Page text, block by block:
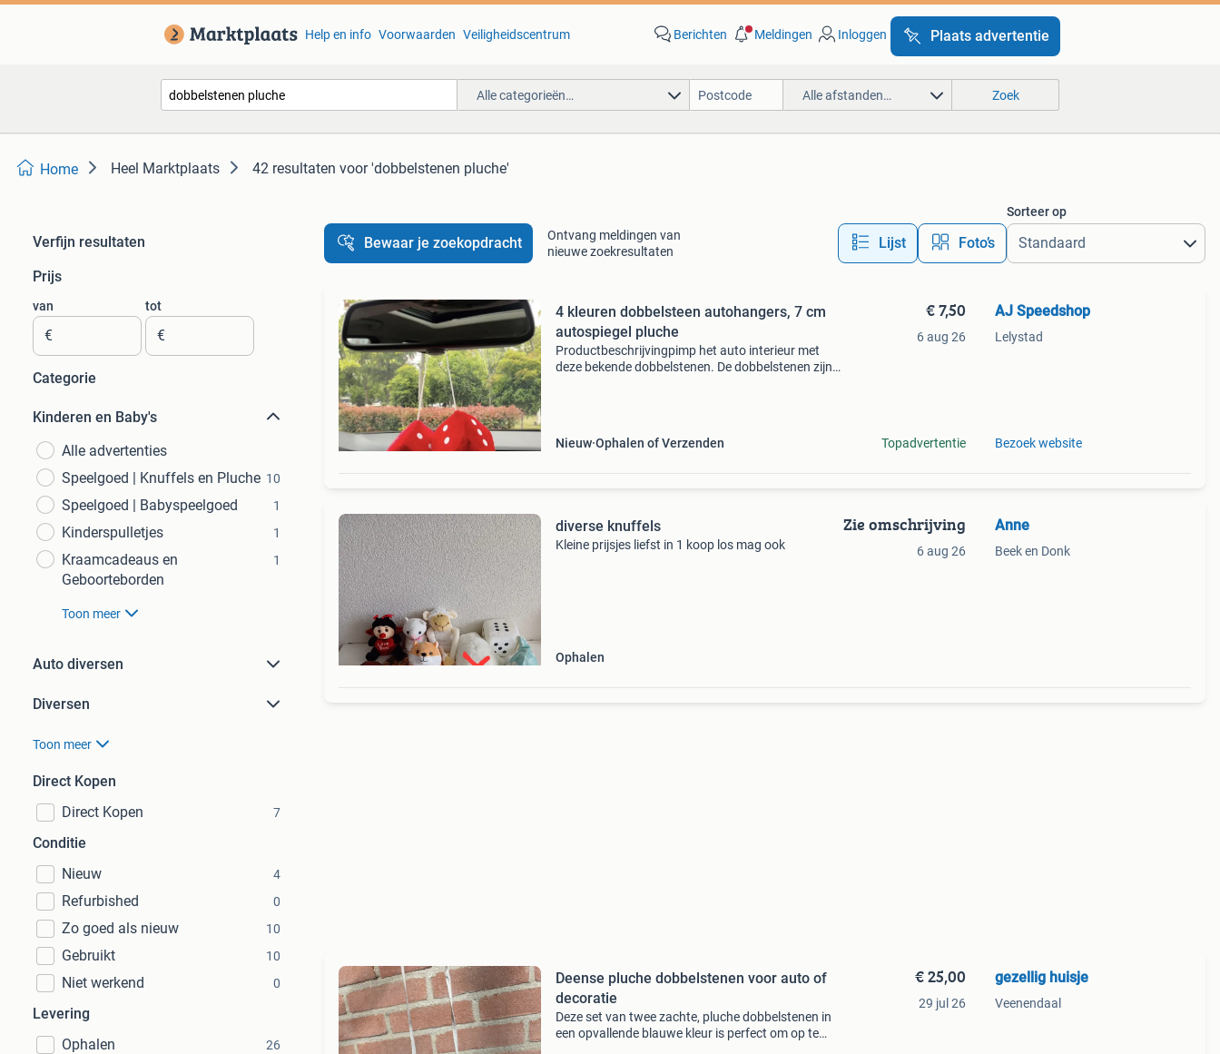
Help en info Voorwaarden Veiligheidscentrum Berichten Meldingen Inloggen Plaats advertentie
Alle categorieën… Alle afstanden… Zoek
Home Heel Marktplaats 42 resultaten voor 'dobbelstenen pluche'
Verfijn resultaten
Prijs
van
€
tot
€
Categorie
Kinderen en Baby's
Alle advertenties
Speelgoed | Knuffels en Pluche 10
Speelgoed | Babyspeelgoed 1
Kinderspulletjes 1
Kraamcadeaus en
Geboorteborden
1
Toon meer
Auto diversen
Diversen
Toon meer
Direct Kopen
Direct Kopen
7
Conditie
Nieuw
4
Refurbished 0
Zo goed als nieuw 10
Gebruikt 10
Niet werkend 0
Levering
Ophalen
26
Bewaar je zoekopdracht
Ontvang meldingen van
nieuwe zoekresultaten
Lijst Foto’s
Sorteer op
4 kleuren dobbelsteen autohangers, 7 cm
autospiegel pluche
Productbeschrijvingpimp het auto interieur met
deze bekende dobbelstenen. De dobbelstenen zijn
Nieuw Ophalen of Verzenden
€ 7,50
6 aug 26
Topadvertentie
AJ Speedshop
Lelystad
Bezoek website
diverse knuffels
Kleine prijsjes liefst in 1 koop los mag ook
Ophalen
Zie omschrijving
6 aug 26
Anne
Beek en Donk
Deense pluche dobbelstenen voor auto of
decoratie
Deze set van twee zachte, pluche dobbelstenen in
een opvallende blauwe kleur is perfect om op te
€ 25,00
29 jul 26
gezellig huisje
Veenendaal